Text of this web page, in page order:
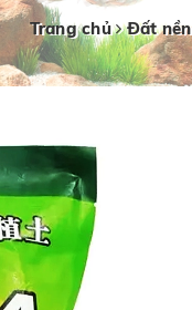
Trang chủ Đất nền